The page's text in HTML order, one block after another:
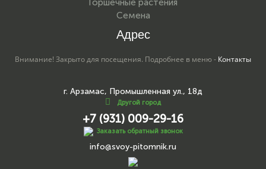
Семена
Адрес
Внимание! Закрыто для посещения. Подробнее в меню - Контакты
г. Арзамас, Промышленная ул., 18д
Другой город
+7 (931) 009-29-16
Заказать обратный звонок
info@svoy-pitomnik.ru